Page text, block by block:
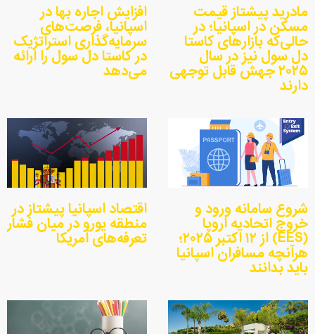
مادرید پیشتاز قیمت
مسکن در اسپانیا؛ در
حالی‌که بازارهای کاستا
دل سول نیز در سال
۲۰۲۵ جهش قابل توجهی
دارند
افزایش اجاره بها در
اسپانیا، فرصت‌های
سرمایه‌گذاری استراتژیک
در کاستا دل سول را ارائه
می‌دهد
شروع سامانه ورود و
خروج اتحادیه اروپا
(EES) از ۱۲ اکتبر ۲۰۲۵؛
هرآنچه مسافران اسپانیا
باید بدانند
اقتصاد اسپانیا پیشتاز در
منطقه یورو در میان فشار
تعرفه‌های آمریکا